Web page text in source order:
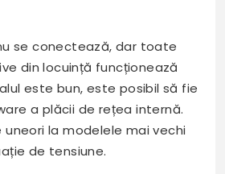
se conectează, dar toate
din locuință funcționează
este bun, este posibil să fie
a plăcii de rețea internă.
la modelele mai vechi
de tensiune.